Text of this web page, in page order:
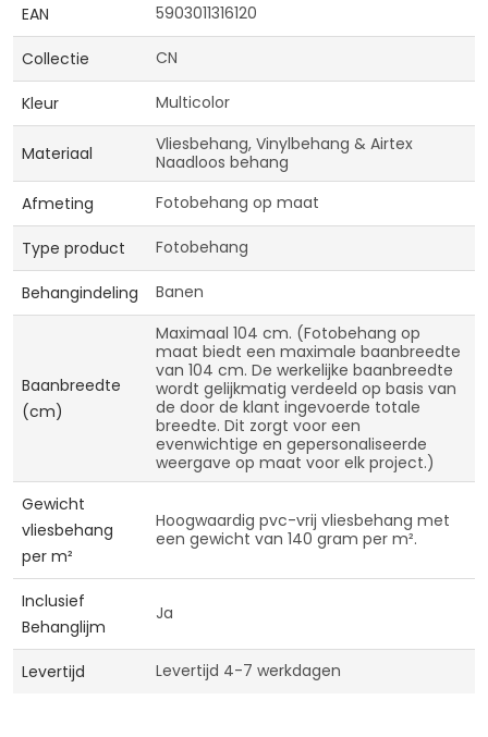
EAN 5903011316120
Collectie CN
Kleur Multicolor
Materiaal
Vliesbehang, Vinylbehang & Airtex
Naadloos behang
Afmeting
Fotobehang op maat
Type product Fotobehang
Behangindeling Banen
Baanbreedte
(cm)
Maximaal 104 cm. (Fotobehang op
maat biedt een maximale baanbreedte
van 104 cm. De werkelijke baanbreedte
wordt gelijkmatig verdeeld op basis van
de door de klant ingevoerde totale
breedte. Dit zorgt voor een
evenwichtige en gepersonaliseerde
weergave op maat voor elk project.)
Gewicht
vliesbehang
per m²
Hoogwaardig pvc-vrij vliesbehang met
een gewicht van 140 gram per m².
Inclusief
Behanglijm
Ja
Levertijd Levertijd 4-7 werkdagen